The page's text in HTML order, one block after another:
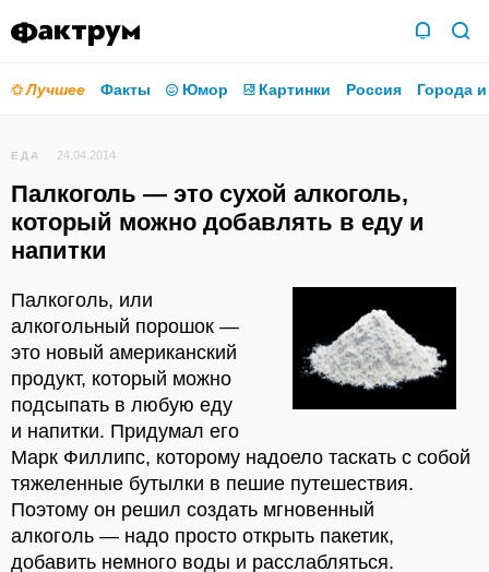
Лучшее Факты Юмор Картинки Россия Города
ЕДА 24.04.2014
Палкоголь — это сухой алкоголь,
который можно добавлять в еду и
напитки
Палкоголь, или
алкогольный порошок —
это новый американский
продукт, который можно
подсыпать в любую еду
и напитки. Придумал его
Марк Филлипс, которому надоело таскать с собой
тяжеленные бутылки в пешие путешествия.
Поэтому он решил создать мгновенный
алкоголь — надо просто открыть пакетик,
добавить немного воды и расслабляться.